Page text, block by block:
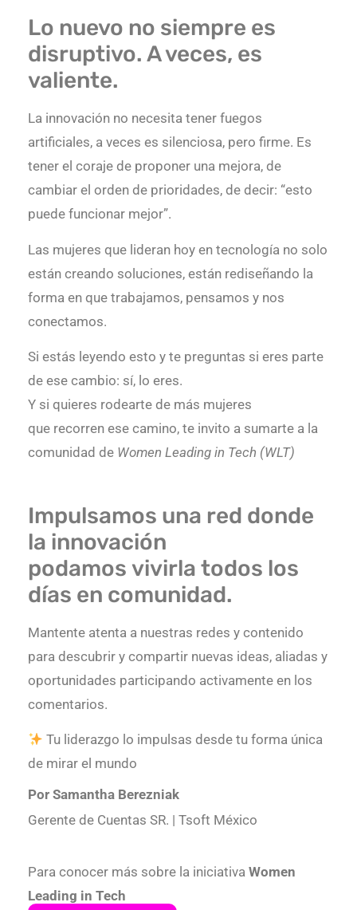
Lo nuevo no siempre es
disruptivo. A veces, es
valiente.
La innovación no necesita tener fuegos
artificiales, a veces es silenciosa, pero firme. Es
tener el coraje de proponer una mejora, de
cambiar el orden de prioridades, de decir: “esto
puede funcionar mejor”.
Las mujeres que lideran hoy en tecnología no solo
están creando soluciones, están rediseñando la
forma en que trabajamos, pensamos y nos
conectamos.
Si estás leyendo esto y te preguntas si eres parte
de ese cambio: sí, lo eres.
Y si quieres rodearte de más mujeres
que recorren ese camino, te invito a sumarte a la
comunidad de Women Leading in Tech (WLT)
Impulsamos una red donde
la innovación
podamos vivirla todos los
días en comunidad.
Mantente atenta a nuestras redes y contenido
para descubrir y compartir nuevas ideas, aliadas y
oportunidades participando activamente en los
comentarios.
Tu liderazgo lo impulsas desde tu forma única
de mirar el mundo
Por Samantha Berezniak
Gerente de Cuentas SR. | Tsoft México
Para conocer más sobre la iniciativa Women
Leading in Tech